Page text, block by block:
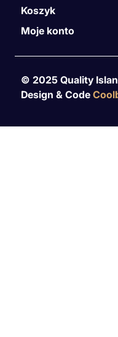
Koszyk
Moje konto
© 2025 Quality
Design & Code